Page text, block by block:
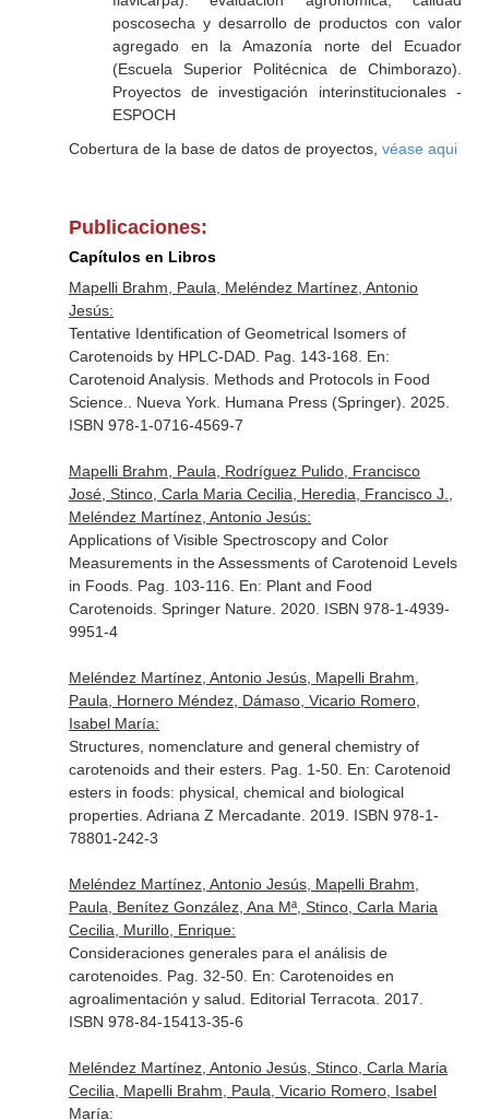
poscosecha y desarrollo de productos con valor
agregado en la Amazonía norte del Ecuador
(Escuela Superior Politécnica de Chimborazo).
Proyectos de investigación interinstitucionales -
ESPOCH
Cobertura de la base de datos de proyectos, véase aqui
Publicaciones:
Capítulos en Libros
Mapelli Brahm, Paula, Meléndez Martínez, Antonio
Jesús:
Tentative Identification of Geometrical Isomers of
Carotenoids by HPLC-DAD. Pag. 143-168. En:
Carotenoid Analysis. Methods and Protocols in Food
Science.
. Nueva York. Humana Press (Springer). 2025.
ISBN 978-1-0716-4569-7
Mapelli Brahm, Paula, Rodríguez Pulido, Francisco
José, Stinco, Carla Maria Cecilia, Heredia, Francisco J.,
Meléndez Martínez, Antonio Jesús:
Applications of Visible Spectroscopy and Color
Measurements in the Assessments of Carotenoid Levels
in Foods. Pag. 103-116. En: Plant and Food
Carotenoids. Springer Nature. 2020. ISBN 978-1-4939-
9951-4
Meléndez Martínez, Antonio Jesús, Mapelli Brahm,
Paula, Hornero Méndez, Dámaso, Vicario Romero,
Isabel María:
Structures, nomenclature and general chemistry of
carotenoids and their esters. Pag. 1-50. En: Carotenoid
esters in foods: physical, chemical and biological
properties. Adriana Z Mercadante. 2019. ISBN 978-1-
78801-242-3
Meléndez Martínez, Antonio Jesús, Mapelli Brahm,
Paula, Benítez González, Ana Mª, Stinco, Carla Maria
Cecilia, Murillo, Enrique:
Consideraciones generales para el análisis de
carotenoides. Pag. 32-50. En: Carotenoides en
agroalimentación y salud . Editorial Terracota. 2017.
ISBN 978-84-15413-35-6
Meléndez Martínez, Antonio Jesús, Stinco, Carla Maria
Cecilia, Mapelli Brahm, Paula, Vicario Romero, Isabel
María: